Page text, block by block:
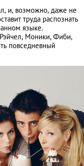
и, возможно, даже не
труда распознать
языке.
Моники, Фиби,
повседневный